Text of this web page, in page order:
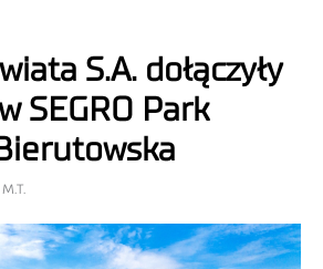
S.A. dołączyły
SEGRO Park